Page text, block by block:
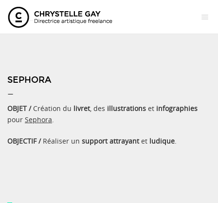
SEPHORA
—
OBJET / Création du livret, des illustrations et infographies
pour Sephora
OBJECTIF / Réaliser un support attrayantet ludique